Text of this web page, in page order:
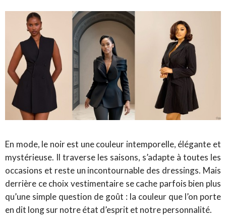
En mode, le noir est une couleur intemporelle, élégante et
mystérieuse. Il traverse les saisons, s’adapte à toutes les
occasions et reste un incontournable des dressings. Mais
derrière ce choix vestimentaire se cache parfois bien plus
qu’une simple question de goût : la couleur que l’on porte
en dit long sur notre état d’esprit et notre personnalité.